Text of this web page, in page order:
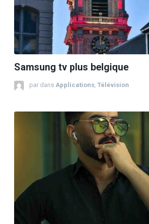
Samsung tv plus belgique
par dans Applications, Télévision